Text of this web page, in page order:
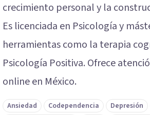
crecimiento personal y la
Es licenciada en Psicología y
herramientas como la terapia
Psicología Positiva. Ofrece
online en México.
Ansiedad Codependencia Depresión